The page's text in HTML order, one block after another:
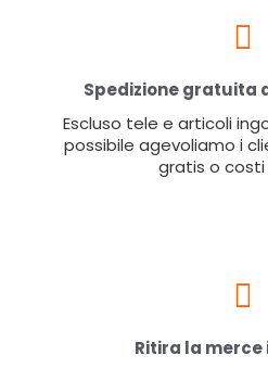
Spedizione gratuita
Escluso tele e articoli
possibile agevoliamo i
gratis o
Ritira la merce